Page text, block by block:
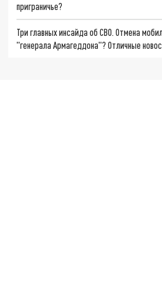
приграничье?
Три главных инсайда об СВО. Отмена
"генерала Армагеддона"? Отличные